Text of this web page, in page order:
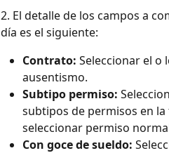
2. El detalle de los campos a
día es el siguiente:
Contrato: Seleccionar el o
ausentismo.
Subtipo permiso:
subtipos de permisos en
seleccionar permiso
Con goce de sueldo: